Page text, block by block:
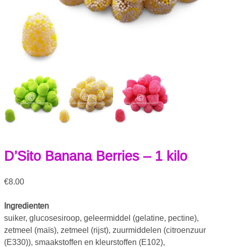
D’Sito Banana Berries – 1 kilo
€8.00
Ingredienten
suiker, glucosesiroop, geleermiddel (gelatine, pectine),
zetmeel (maïs), zetmeel (rijst), zuurmiddelen (citroenzuur
(E330)), smaakstoffen en kleurstoffen (E102),